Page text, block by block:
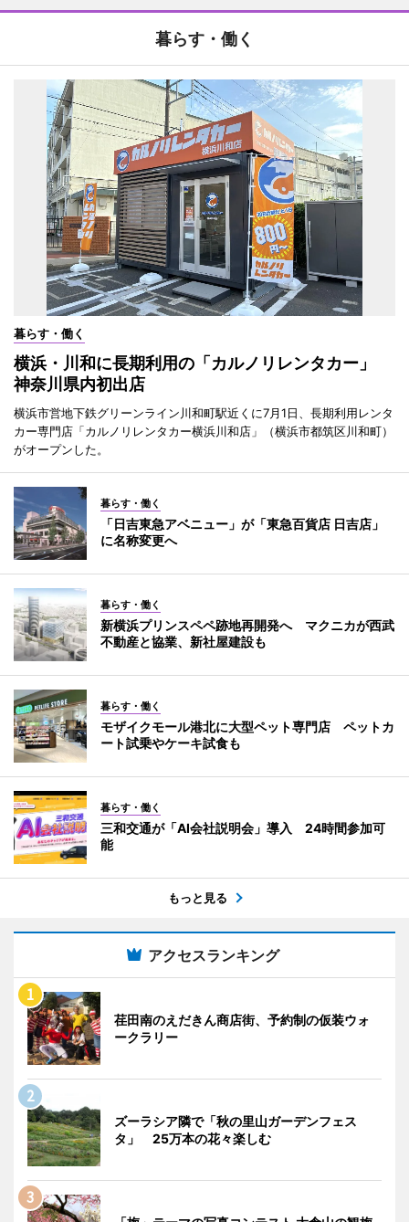
暮らす・働く
暮らす・働く
横浜・川和に長期利用の「カルノリレンタカー」
神奈川県内初出店
横浜市営地下鉄グリーンライン川和町駅近くに7月1日、長期利用レンタ
カー専門店「カルノリレンタカー横浜川和店」（横浜市都筑区川和町）
がオープンした。
暮らす・働く
「日吉東急アベニュー」が「東急百貨店 日吉店」
に名称変更へ
暮らす・働く
新横浜プリンスペペ跡地再開発へ マクニカが西武
不動産と協業、新社屋建設も
暮らす・働く
モザイクモール港北に大型ペット専門店 ペットカ
ート試乗やケーキ試食も
暮らす・働く
三和交通が「AI会社説明会」導入 24時間参加可
能
もっと見る
アクセスランキング
荏田南のえだきん商店街、予約制の仮装ウォ
ークラリー
ズーラシア隣で「秋の里山ガーデンフェス
タ」 25万本の花々楽しむ